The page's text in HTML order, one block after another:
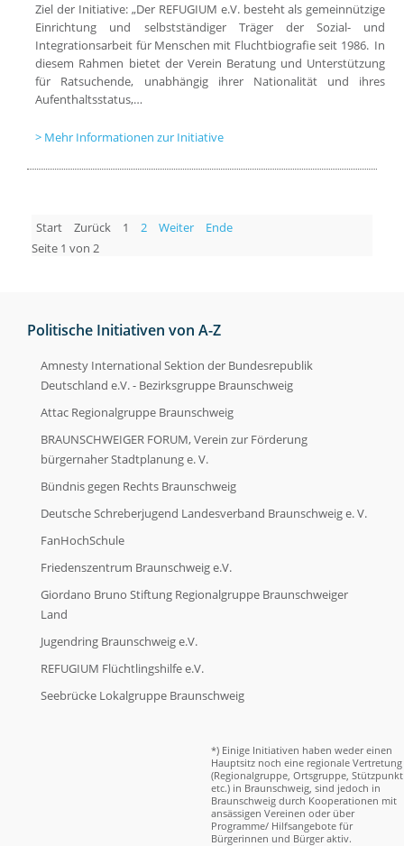
Ziel der Initiative: „Der REFUGIUM e.V. besteht als gemeinnützige
Einrichtung und selbstständiger Träger der Sozial- und
Integrationsarbeit für Menschen mit Fluchtbiografie seit 1986. In
diesem Rahmen bietet der Verein Beratung und Unterstützung
für Ratsuchende, unabhängig ihrer Nationalität und ihres
Aufenthaltsstatus,…
Mehr Informationen zur Initiative
Start Zurück 1 2 Weiter
Ende
Seite 1 von 2
Politische Initiativen von A-Z
Amnesty International Sektion der Bundesrepublik
Deutschland e.V. - Bezirksgruppe Braunschweig
Attac Regionalgruppe Braunschweig
BRAUNSCHWEIGER FORUM, Verein zur Förderung
bürgernaher Stadtplanung e. V.
Bündnis gegen Rechts Braunschweig
Deutsche Schreberjugend Landesverband Braunschweig e. V.
FanHochSchule
Friedenszentrum Braunschweig e.V.
Giordano Bruno Stiftung Regionalgruppe Braunschweiger
Land
Jugendring Braunschweig e.V.
REFUGIUM Flüchtlingshilfe e.V.
Seebrücke Lokalgruppe Braunschweig
*) Einige Initiativen haben weder einen
Hauptsitz noch eine regionale Vertretung
(Regionalgruppe, Ortsgruppe, Stützpunkt
etc.) in Braunschweig, sind jedoch in
Braunschweig durch Kooperationen mit
ansässigen Vereinen oder über
Programme/ Hilfsangebote für
Bürgerinnen und Bürger aktiv.